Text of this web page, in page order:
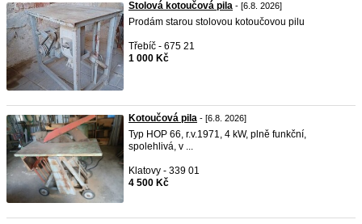
Stolová kotoučová pila - [6.8. 2026]
Prodám starou stolovou kotoučovou pilu
Třebíč - 675 21
1 000 Kč
Kotoučová pila - [6.8. 2026]
Typ HOP 66, r.v.1971, 4 kW, plně funkční,
spolehlivá, v ...
Klatovy - 339 01
4 500 Kč